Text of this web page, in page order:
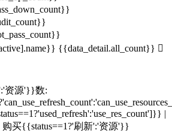
{{data_detail.all_count}} 
资源'}}数:
|
购买{{status==1?'刷新':'资源'}}